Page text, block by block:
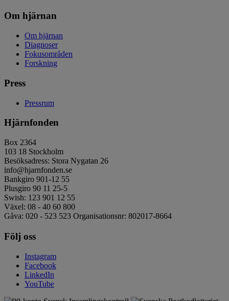
Om hjärnan
Om hjärnan
Diagnoser
Fokusområden
Forskning
Press
Pressrum
Hjärnfonden
Box 2364
103 18 Stockholm
Besöksadress: Stora Nygatan 26
info@hjarnfonden.se
Bankgiro 901-12 55
Plusgiro 90 11 25-5
Swish: 123 901 12 55
Växel: 08 - 40 60 800
Gåva: 020 - 523 523 Organisationsnr: 802017-8664
Följ oss
Instagram
Facebook
LinkedIn
YouTube